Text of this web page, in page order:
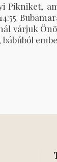
Pikniket,
várjuk